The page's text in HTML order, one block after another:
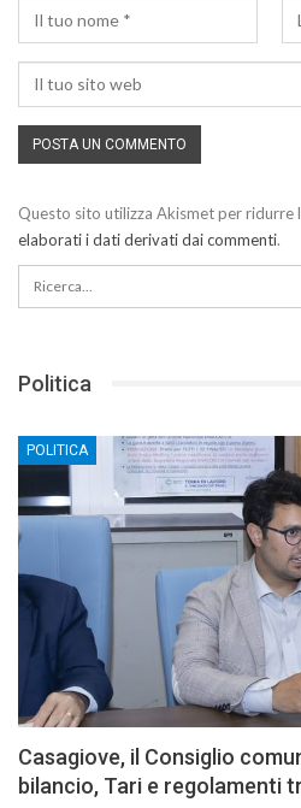
Questo sito utilizza Akismet per ridurre
elaborati i dati derivati dai commenti.
Politica
POLITICA
Casagiove, il Consiglio
bilancio, Tari e regolamenti